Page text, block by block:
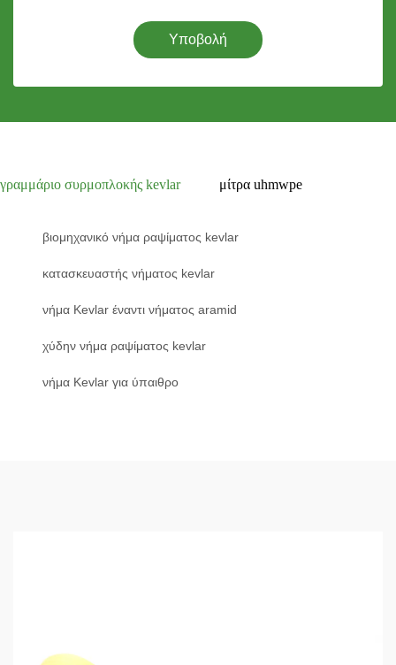
Υποβολή
γραμμάριο συρμοπλοκής kevlar μίτρα uhmwpe
βιομηχανικό νήμα ραψίματος kevlar
κατασκευαστής νήματος kevlar
νήμα Kevlar έναντι νήματος aramid
χύδην νήμα ραψίματος kevlar
νήμα Kevlar για ύπαιθρο